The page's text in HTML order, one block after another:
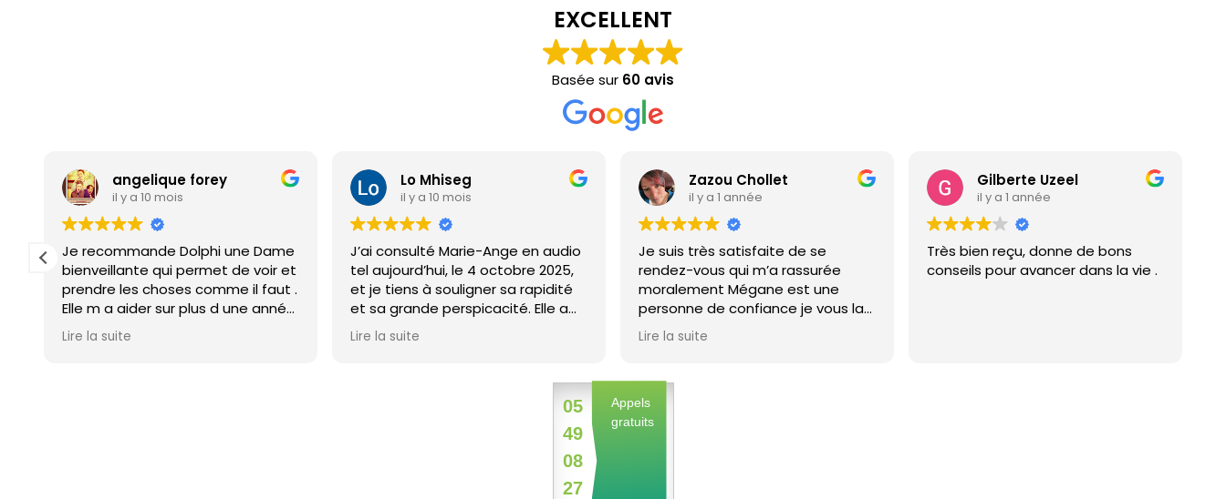
EXCELLENT
Basée sur 60 avis
angelique forey
il y a 10 mois
Je recommande Dolphi une Dame
bienveillante qui permet de voir et
prendre les choses comme il faut .
Elle m a aider sur plus d une année
et acharné fois tout ce releve
positive
Lire la suite
Lo Mhiseg
il y a 10 mois
J’ai consulté Marie-Ange en audio
tel aujourd’hui, le 4 octobre 2025,
et je tiens à souligner sa rapidité
et sa grande perspicacité. Elle a
tout de suite su cerner mes
situations, aussi bien sur le plan
une justesse impressionnante. Son
cette belle clairvoyance ! Reste à
ferai un petit retour à ce sujet. En
Lire la suite
Zazou Chollet
il y a 1 année
Je suis très satisfaite de se
rendez-vous qui m’a rassurée
moralement Mégane est une
personne de confiance je vous la
recommande
Lire la suite
Gilberte Uzeel
il y a 1 année
Très bien reçu, donne de bons
conseils pour avancer dans la vie .
05
49
08
27
Appels
gratuits